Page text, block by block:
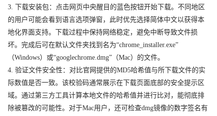
3. 下载安装包：点击网页中央醒目的蓝色按钮开始下载。不同地区
的用户可能会看到语言选项弹窗，此时优先选择简体中文以获得本
地化界面支持。下载过程中保持网络稳定，避免中断导致文件损
坏。完成后可在默认文件夹找到名为“chrome_installer.exe”
（Windows）或“googlechrome.dmg”（Mac）的文件。
4. 验证文件安全性：对比官网提供的MD5哈希值与所下载文件的实
际数值是否一致。该校验码通常展示在下载页面底部的安全提示区
域。通过第三方工具计算本地文件的哈希值并进行比对，能彻底排
除被篡改的可能性。对于Mac用户，还可检查dmg镜像的数字签名有